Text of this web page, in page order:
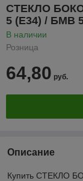
СТЕКЛО
5 (E34) / БМВ
В наличии
Розница
64,80 руб.
Описание
Купить СТЕКЛО